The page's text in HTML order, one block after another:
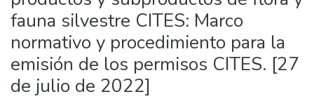
fauna silvestre CITES: Marco
normativo y procedimiento para la
emisión de los permisos CITES. [27
de julio de 2022]